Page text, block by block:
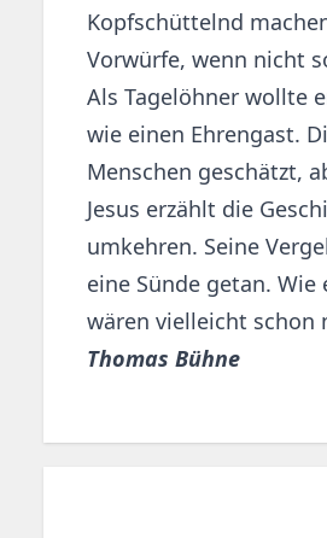
Kopfschüttelnd
Vorwürfe, wenn nicht
Als Tagelöhner wollte
wie einen Ehrengast.
Menschen geschätzt,
Jesus erzählt die
umkehren. Seine
eine Sünde getan.
wären vielleicht schon
Thomas Bühne